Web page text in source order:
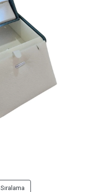
Sıralama